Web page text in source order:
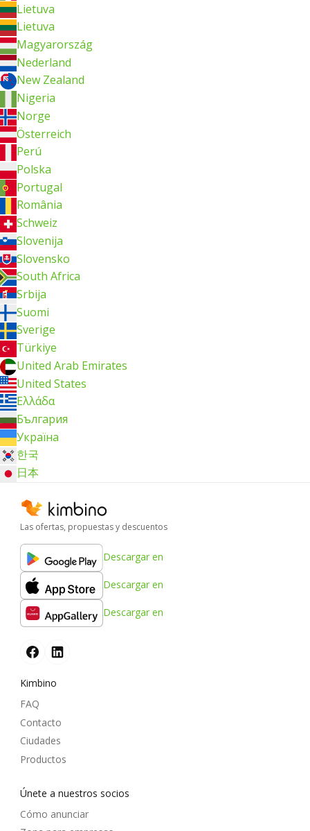
Lietuva
Lietuva
Magyarország
Nederland
New Zealand
Nigeria
Norge
Österreich
Perú
Polska
Portugal
România
Schweiz
Slovenija
Slovensko
South Africa
Srbija
Suomi
Sverige
Türkiye
United Arab Emirates
United States
Ελλάδα
България
Україна
한국
日本
Las ofertas, propuestas y descuentos
Descargar en
Descargar en
Descargar en
Kimbino
FAQ
Contacto
Ciudades
Productos
Únete a nuestros socios
Cómo anunciar